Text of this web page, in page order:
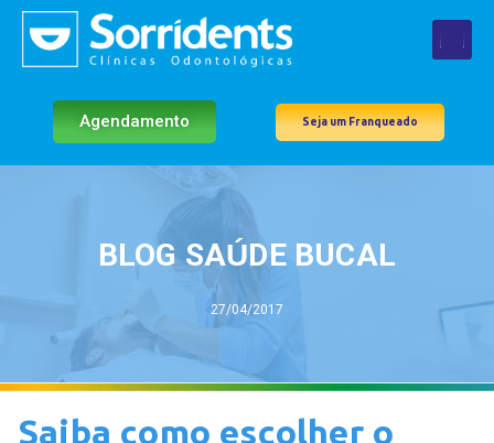
Agendamento Seja um Franqueado
BLOG SAÚDE BUCAL
27/04/2017
Saiba como escolher o